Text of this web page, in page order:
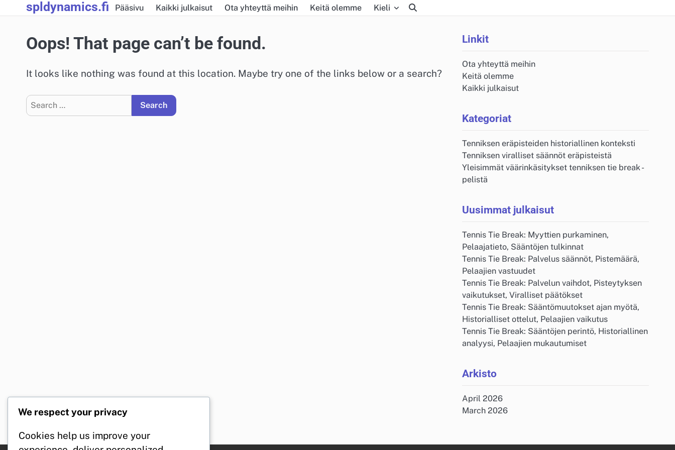
to
spldynamics.fi Pääsivu Kaikki julkaisut Ota yhteyttä meihin Keitä olemme Kieli
Oops! That page can’t be found.
It looks like nothing was found at this location. Maybe try one of the links below or a search?
Search
for:
Linkit
Ota yhteyttä meihin
Keitä olemme
Kaikki julkaisut
Kategoriat
Tenniksen eräpisteiden historiallinen konteksti
Tenniksen viralliset säännöt eräpisteistä
Yleisimmät väärinkäsitykset tenniksen tie break -
pelistä
Uusimmat julkaisut
Tennis Tie Break: Myyttien purkaminen,
Pelaajatieto, Sääntöjen tulkinnat
Tennis Tie Break: Palvelus säännöt, Pistemäärä,
Pelaajien vastuudet
Tennis Tie Break: Palvelun vaihdot, Pisteytyksen
vaikutukset, Viralliset päätökset
Tennis Tie Break: Sääntömuutokset ajan myötä,
Historialliset ottelut, Pelaajien vaikutus
Tennis Tie Break: Sääntöjen perintö, Historiallinen
analyysi, Pelaajien mukautumiset
Arkisto
April 2026
March 2026
We respect your privacy
Cookies help us improve your